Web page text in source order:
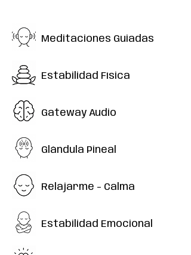
Meditaciones Guiadas
Estabilidad Física
Gateway Audio
Glándula Pineal
Relajarme - Calma
Estabilidad Emocional